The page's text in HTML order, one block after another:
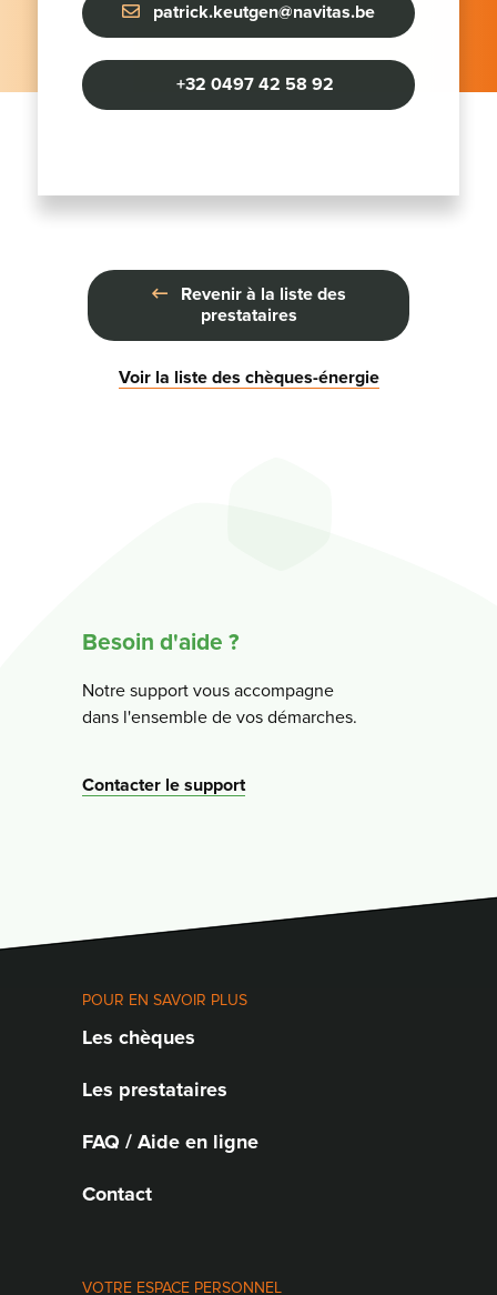
patrick.keutgen@navitas.be
+32 0497 42 58 92
Revenir à la liste des
prestataires
Voir la liste des chèques-énergie
Besoin d'aide ?
Notre support vous accompagne
dans l'ensemble de vos démarches.
Contacter le support
POUR EN SAVOIR PLUS
Les chèques
Les prestataires
FAQ / Aide en ligne
Contact
VOTRE ESPACE PERSONNEL